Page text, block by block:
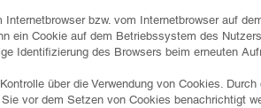
bzw. vom Internetbrowser auf
ein Cookie auf dem Betriebssystem des
Identifizierung des Browsers beim erneuten
über die Verwendung von Cookies. Durch
vor dem Setzen von Cookies benachrichtigt